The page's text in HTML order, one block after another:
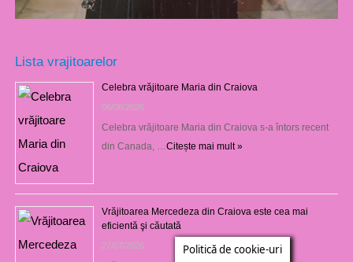
Lista vrajitoarelor
Celebra vrăjitoare Maria din Craiova
06/08/2026
Celebra vrăjitoare Maria din Craiova s-a întors recent
din Canada, … Citește mai mult »
Vrăjitoarea Mercedeza din Craiova este cea mai
eficientă şi căutată
27/07/2026 Politică de cookie-uri